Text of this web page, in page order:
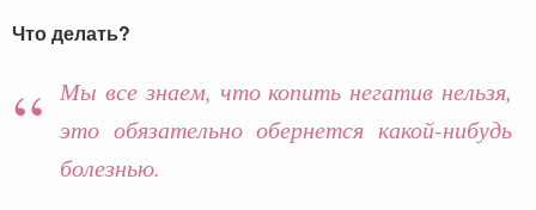
Что делать?
Мы все знаем, что копить негатив нельзя,
это обязательно обернется какой-нибудь
болезнью.